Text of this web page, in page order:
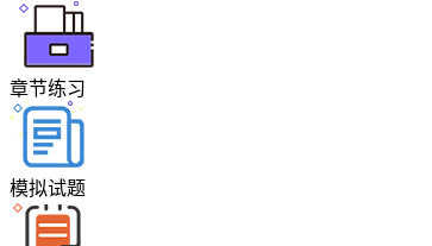
章节练习
模拟试题